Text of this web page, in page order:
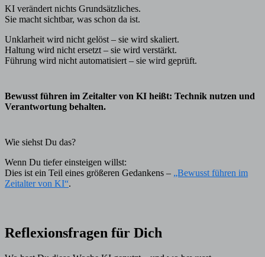
KI verändert nichts Grundsätzliches.
Sie macht sichtbar, was schon da ist.
Unklarheit wird nicht gelöst – sie wird skaliert.
Haltung wird nicht ersetzt – sie wird verstärkt.
Führung wird nicht automatisiert – sie wird geprüft.
Bewusst führen im Zeitalter von KI heißt: Technik nutzen und
Verantwortung behalten.
Wie siehst Du das?
Wenn Du tiefer einsteigen willst:
Dies ist ein Teil eines größeren Gedankens – „Bewusst führen im
Zeitalter von KI“.
Reflexionsfragen für Dich